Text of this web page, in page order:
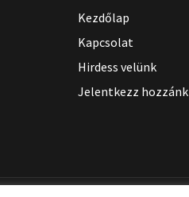
Kezdőlap
Kapcsolat
Hirdess velünk
Jelentkezz hozzánk